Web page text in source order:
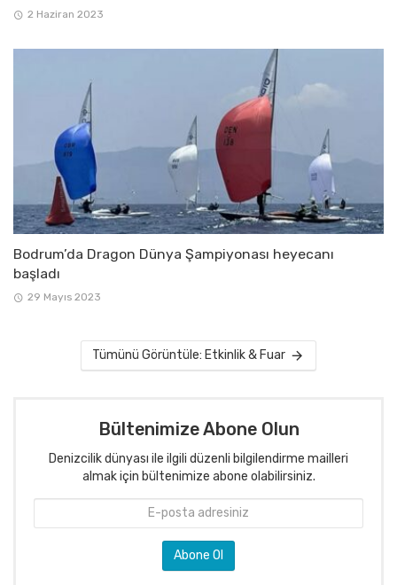
2 Haziran 2023
Bodrum’da Dragon Dünya Şampiyonası heyecanı
başladı
29 Mayıs 2023
Tümünü Görüntüle: Etkinlik & Fuar
Bültenimize Abone Olun
Denizcilik dünyası ile ilgili düzenli bilgilendirme mailleri
almak için bültenimize abone olabilirsiniz.